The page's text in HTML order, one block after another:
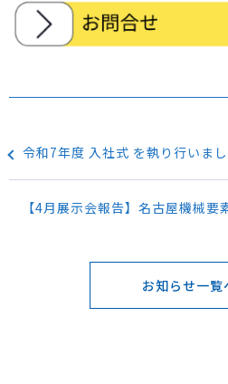
令和7年度 入社式 を執り行いま
【4月展示会報告】名古屋機械
お知らせ一覧